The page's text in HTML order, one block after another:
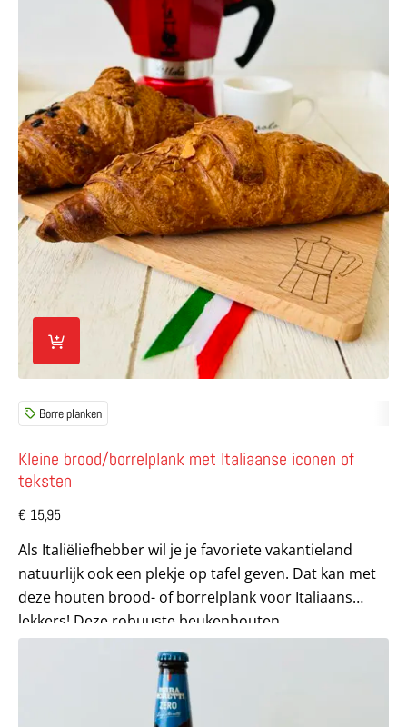
Borrelplanken
Kleine brood/borrelplank met Italiaanse iconen of
teksten
€ 15,95
Als Italiëliefhebber wil je je favoriete vakantieland
natuurlijk ook een plekje op tafel geven. Dat kan met
deze houten brood- of borrelplank voor Italiaans
lekkers! Deze robuuste beukenhouten...
Lees meer over Grote brood/borrelplank met je